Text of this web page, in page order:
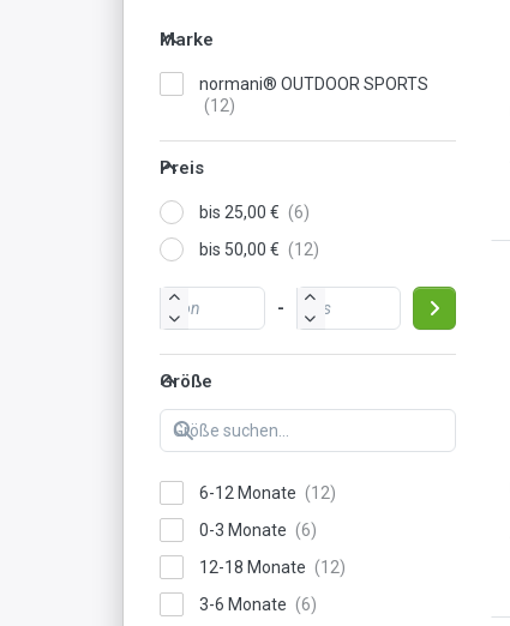
Marke
normani® OUTDOOR SPORTS
Preis
bis 25,00 €
bis 50,00 €
-
Größe
6-12 Monate
0-3 Monate
12-18 Monate
3-6 Monate